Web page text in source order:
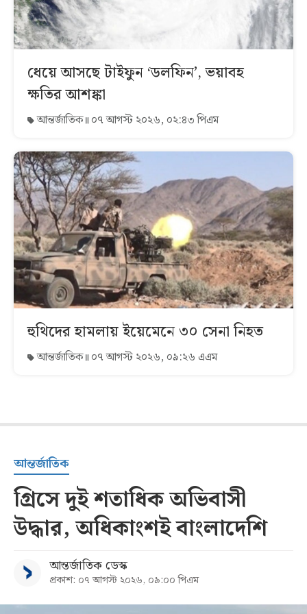
ধেয়ে আসছে টাইফুন ‘ডলফিন’, ভয়াবহ
ক্ষতির আশঙ্কা
আন্তর্জাতিক ০৭ আগস্ট ২০২৬, ০২:৪৩ পিএম
হুথিদের হামলায় ইয়েমেনে ৩০ সেনা নিহত
আন্তর্জাতিক ০৭ আগস্ট ২০২৬, ০৯:২৬ এএম
আন্তর্জাতিক
গ্রিসে দুই শতাধিক অভিবাসী
উদ্ধার, অধিকাংশই বাংলাদেশি
আন্তর্জাতিক ডেস্ক
প্রকাশ: ০৭ আগস্ট ২০২৬, ০৯:০০ পিএম